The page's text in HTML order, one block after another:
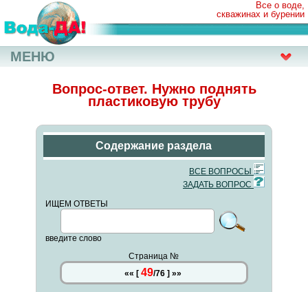
Все о воде,
скважинах и бурении
Вопрос-ответ. Нужно поднять
пластиковую трубу
Содержание раздела
ВСЕ ВОПРОСЫ
ЗАДАТЬ ВОПРОС
ИЩЕМ ОТВЕТЫ
введите слово
Страница №
«« [ 49/76] »»
МЕНЮ